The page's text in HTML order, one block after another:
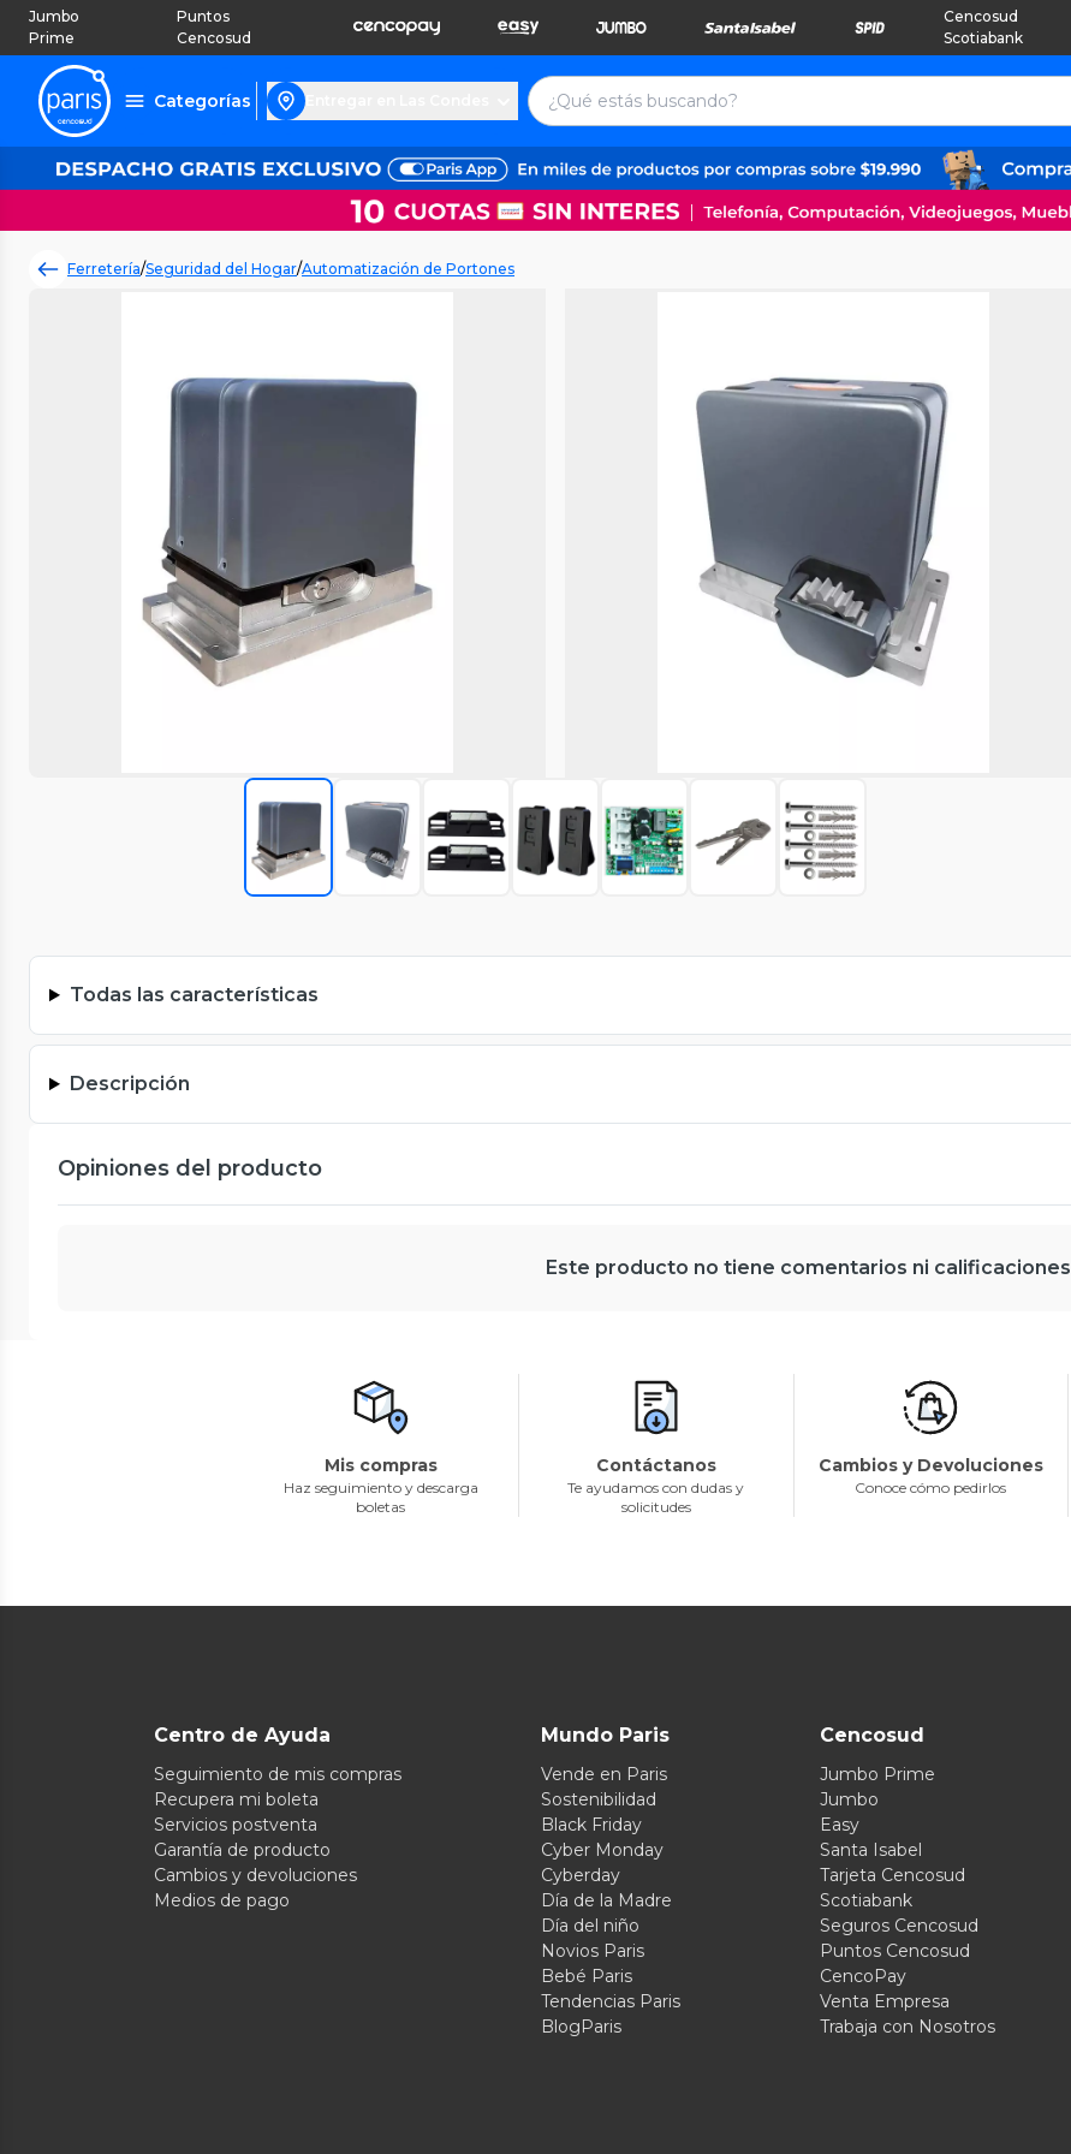
Jumbo
Prime
Puntos
Cencosud
Cencosud
Scotiabank
Categorías
Ferretería/Seguridad del Hogar/Automatización de Portones
Todas las características
Descripción
Opiniones del producto
Este producto no tiene comentarios ni calificaciones
Mis compras
Haz seguimiento y descarga
boletas
Contáctanos
Te ayudamos con dudas y
solicitudes
Cambios y Devoluciones
Conoce cómo pedirlos
Centro de Ayuda
Seguimiento de mis compras
Recupera mi boleta
Servicios postventa
Garantía de producto
Cambios y devoluciones
Medios de pago
Mundo Paris
Vende en Paris
Sostenibilidad
Black Friday
Cyber Monday
Cyberday
Día de la Madre
Día del niño
Novios Paris
Bebé Paris
Tendencias Paris
BlogParis
Cencosud
Jumbo Prime
Jumbo
Easy
Santa Isabel
Tarjeta Cencosud
Scotiabank
Seguros Cencosud
Puntos Cencosud
CencoPay
Venta Empresa
Trabaja con Nosotros